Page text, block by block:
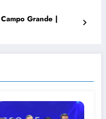
Grande |